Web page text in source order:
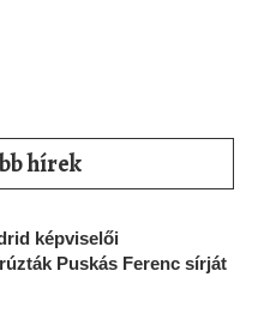
hírek
képviselői
Puskás Ferenc sírját